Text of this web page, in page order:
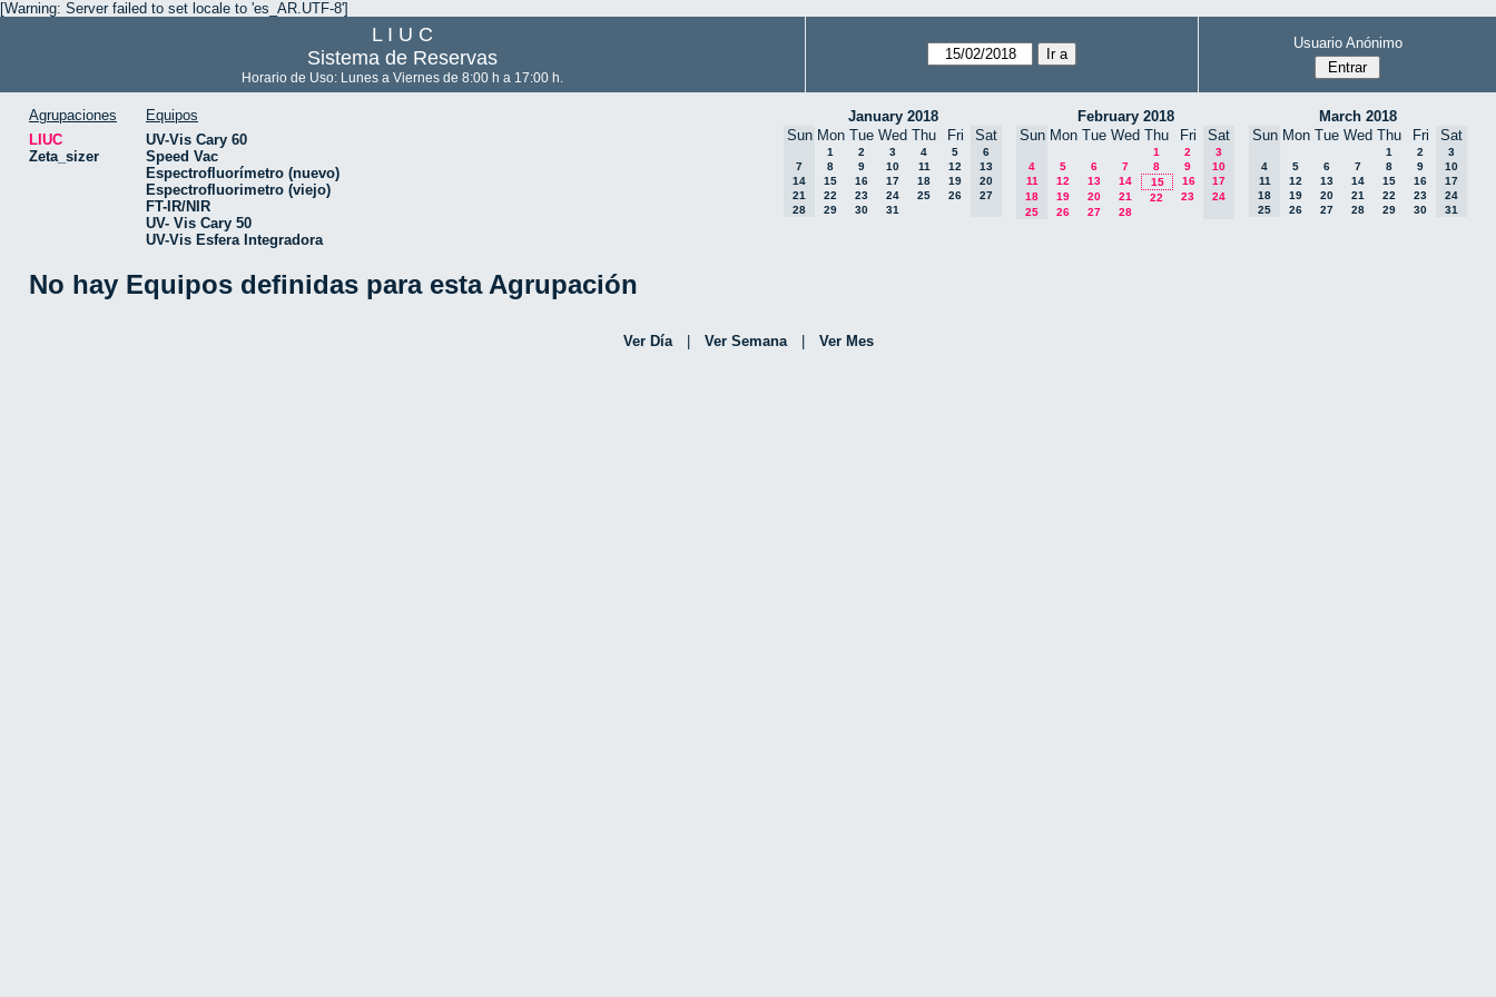
[Warning: Server failed to set locale to 'es_AR.UTF-8']
L I U C
Sistema de Reservas
Horario de Uso: Lunes a Viernes de 8:00 h a 17:00 h.
Usuario Anónimo
Agrupaciones
LIUC
Zeta_sizer
Equipos
UV-Vis Cary 60
Speed Vac
Espectrofluorímetro (nuevo)
Espectrofluorimetro (viejo)
FT-IR/NIR
UV- Vis Cary 50
UV-Vis Esfera Integradora
January 2018
Sun Mon Tue Wed Thu Fri Sat
1 2 3 4 5
6
7
8 9 10 11 12
13
14
15 16 17 18 19
20
21
22 23 24 25 26
27
28
29 30 31
February 2018
Sun Mon Tue Wed Thu Fri Sat
1 2
3
4
5 6 7 8 9
10
11
12 13 14 15 16
17
18
19 20 21 22 23
24
25
26 27 28
March 2018
Sun Mon Tue Wed Thu Fri Sat
1 2
3
4
5 6 7 8 9
10
11
12 13 14 15 16
17
18
19 20 21 22 23
24
25
26 27 28 29 30 31
No hay Equipos definidas para esta Agrupación
Ver Día Ver Semana Ver Mes